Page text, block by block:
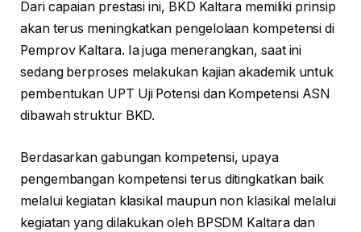
Dari capaian prestasi ini, BKD Kaltara memiliki prinsip
akan terus meningkatkan pengelolaan kompetensi di
Pemprov Kaltara. Ia juga menerangkan, saat ini
sedang berproses melakukan kajian akademik untuk
pembentukan UPT Uji Potensi dan Kompetensi ASN
dibawah struktur BKD.
Berdasarkan gabungan kompetensi, upaya
pengembangan kompetensi terus ditingkatkan baik
melalui kegiatan klasikal maupun non klasikal melalui
kegiatan yang dilakukan oleh BPSDM Kaltara dan